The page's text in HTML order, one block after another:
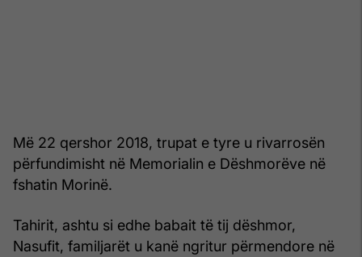
Më 22 qershor 2018, trupat e tyre u rivarrosën
përfundimisht në Memorialin e Dëshmorëve në
fshatin Morinë.
Tahirit, ashtu si edhe babait të tij dëshmor,
Nasufit, familjarët u kanë ngritur përmendore në